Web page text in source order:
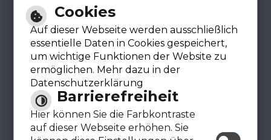
Bürgerbüro
Cookies
Auf dieser Webseite werden ausschließlich
essentielle Daten in Cookies gespeichert,
um wichtige Funktionen der Website zu
ermöglichen. Mehr dazu in der
Datenschutzerklärung
Barrierefreiheit
Hier können Sie die Farbkontraste
auf dieser Webseite erhöhen. Sie